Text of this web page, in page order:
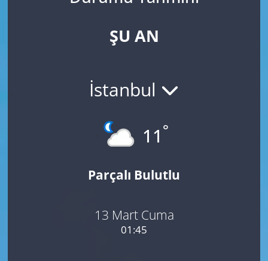
ŞU AN
İstanbul
11 °
Parçalı Bulutlu
13 Mart Cuma
01:45